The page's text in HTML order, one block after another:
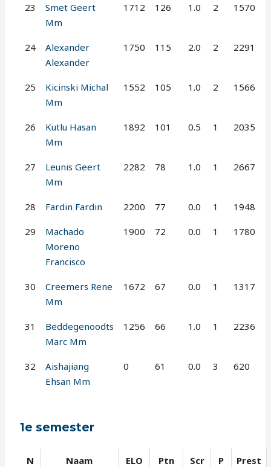
23
Smet Geert
Mm
1712 126 1.0 2 1570
24
Alexander
Alexander
1750 115 2.0 2 2291
25
Kicinski Michal
Mm
1552 105 1.0 2 1566
26
Kutlu Hasan
Mm
1892 101 0.5 1 2035
27
Leunis Geert
Mm
2282 78 1.0 1 2667
28 Fardin Fardin 2200 77 0.0 1 1948
29
Machado
Moreno
Francisco
1900 72 0.0 1 1780
30
Creemers Rene
Mm
1672 67 0.0 1 1317
31
Beddegenoodts
Marc Mm
1256 66 1.0 1 2236
32
Aishajiang
Ehsan Mm
0 61 0.0 3 620
1e semester
N Naam ELO Ptn Scr P Prest